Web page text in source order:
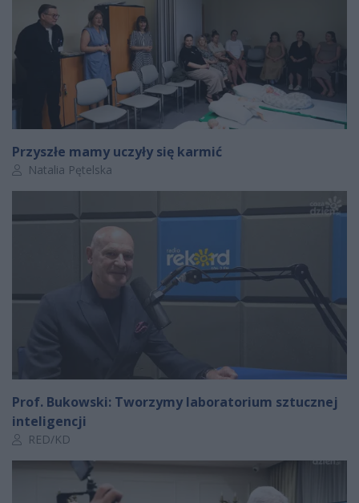
Przyszłe mamy uczyły się karmić
Autor artykułu:
Natalia Pętelska
Prof. Bukowski: Tworzymy laboratorium sztucznej
inteligencji
Autor artykułu:
RED/KD